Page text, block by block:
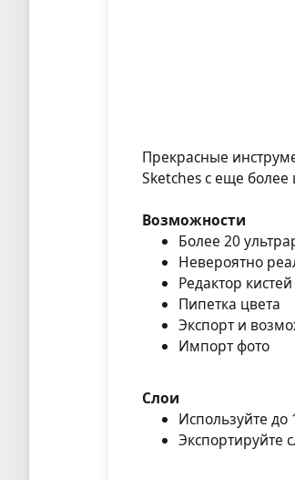
Прекрасные
Sketches с еще
Возможности
Более 20
Невероятно
Редактор кистей
Пипетка цвета
Экспорт и
Импорт фото
Слои
Используйте до
Экспортируйте